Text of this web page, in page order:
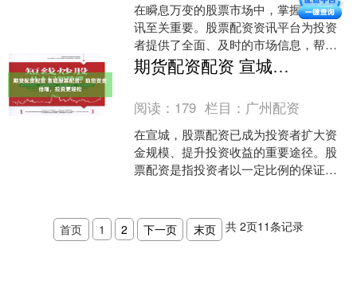
在瞬息万变的股票市场中，掌握实时资
讯至关重要。股票配资资讯平台为投资
者提供了全面、及时的市场信息，帮助
他们做出明智的投资决策。 **实时行情
数据** 股票配资资....
期货配资配资 宣城股票配资：助您资金倍增，投资更轻松
阅读： 179 栏目： 广州配资
在宣城，股票配资已成为投资者扩大资
金规模、提升投资收益的重要途径。股
票配资是指投资者以一定比例的保证金
首页 1 2 下一页 末页 共 2页11条记录